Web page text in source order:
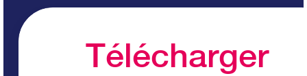
Télécharger